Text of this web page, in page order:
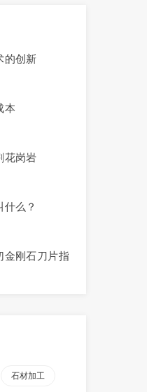
的创新
本
花岗岩
么？
金刚石刀片指
石材加工